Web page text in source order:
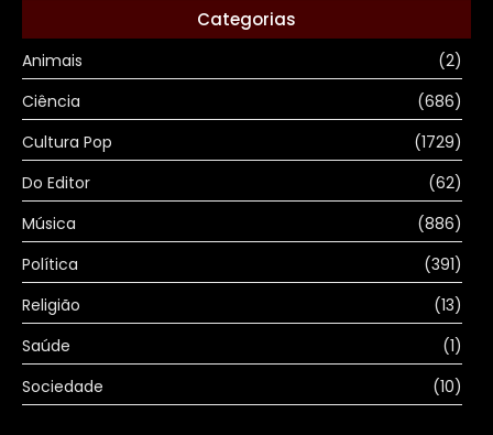
Categorias
Animais
(2)
Ciência
(686)
Cultura Pop
(1729)
Do Editor
(62)
Música
(886)
Política
(391)
Religião
(13)
Saúde
(1)
Sociedade
(10)